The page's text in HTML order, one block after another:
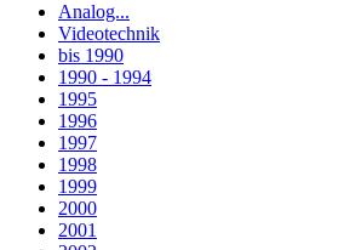
Analog...
Videotechnik
bis 1990
1990 - 1994
1995
1996
1997
1998
1999
2000
2001